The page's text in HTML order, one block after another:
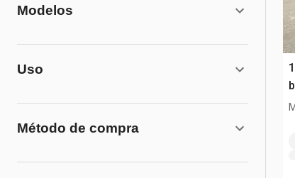
Modelos
Uso
Método de compra